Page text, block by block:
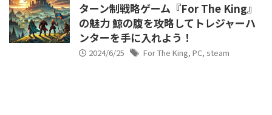
ターン制戦略ゲーム『For The King』
の魅力 鯨の腹を攻略してトレジャーハ
ンターを手に入れよう！
2024/6/25 For The King, PC, steam